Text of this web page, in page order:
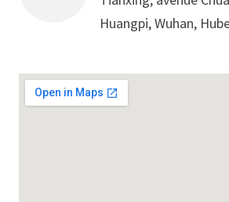
Huangpi, Wuhan,